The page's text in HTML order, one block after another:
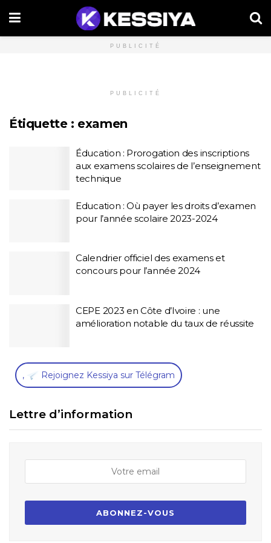
PUBLICITÉ
PUBLICITÉ
Étiquette : examen
Éducation : Prorogation des inscriptions
aux examens scolaires de l’enseignement
technique
Education : Où payer les droits d’examen
pour l’année scolaire 2023-2024
Calendrier officiel des examens et
concours pour l’année 2024
CEPE 2023 en Côte d’Ivoire : une
amélioration notable du taux de réussite
, Rejoignez Kessiya sur Télégram
Lettre d’information